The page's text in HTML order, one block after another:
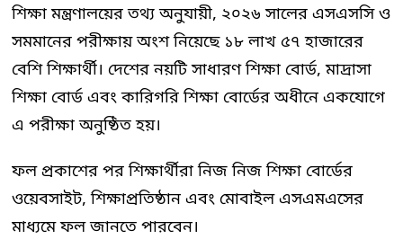
শিক্ষা মন্ত্রণালয়ের তথ্য অনুযায়ী, ২০২৬ সালের এসএসসি ও
সমমানের পরীক্ষায় অংশ নিয়েছে ১৮ লাখ ৫৭ হাজারের
বেশি শিক্ষার্থী। দেশের নয়টি সাধারণ শিক্ষা বোর্ড, মাদ্রাসা
শিক্ষা বোর্ড এবং কারিগরি শিক্ষা বোর্ডের অধীনে একযোগে
এ পরীক্ষা অনুষ্ঠিত হয়।
ফল প্রকাশের পর শিক্ষার্থীরা নিজ নিজ শিক্ষা বোর্ডের
ওয়েবসাইট, শিক্ষাপ্রতিষ্ঠান এবং মোবাইল এসএমএসের
মাধ্যমে ফল জানতে পারবেন।